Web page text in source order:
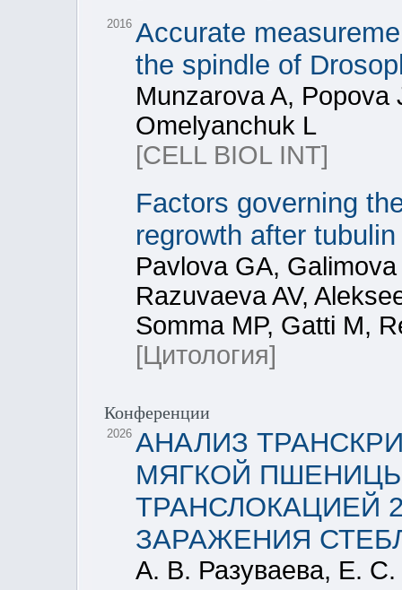
2016 Accurate
the spindle of
Munzarova A, Popova
Omelyanchuk L
[CELL BIOL INT]
Factors governing
regrowth after
Pavlova GA,
Razuvaeva AV,
Somma MP, Gatti M,
[Цитология]
Конференции
2026 АНАЛИЗ
МЯГКОЙ ПШЕНИЦЫ
ТРАНСЛОКАЦИЕЙ
ЗАРАЖЕНИЯ
А. В. Разуваева, Е. С.